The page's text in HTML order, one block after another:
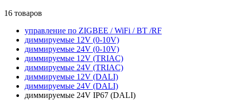
16 товаров
управление по ZIGBEE / WiFi / BT /RF
диммируемые 12V (0-10V)
диммируемые 24V (0-10V)
диммируемые 12V (TRIAC)
диммируемые 24V (TRIAC)
диммируемые 12V (DALI)
диммируемые 24V (DALI)
диммируемые 24V IP67 (DALI)